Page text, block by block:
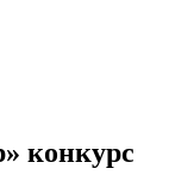
конкурс